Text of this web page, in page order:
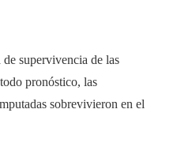
de supervivencia de las
pronóstico, las
sobrevivieron en el